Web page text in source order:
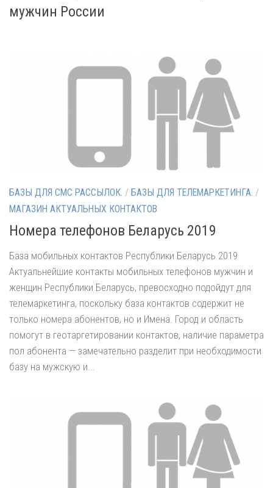
мужчин России
БАЗЫ ДЛЯ СМС РАССЫЛОК. / БАЗЫ ДЛЯ ТЕЛЕМАРКЕТИНГА. /
МАГАЗИН АКТУАЛЬНЫХ КОНТАКТОВ
Номера телефонов Беларусь 2019
База мобильных контактов Республики Беларусь 2019
Актуальнейшие контакты мобильных телефонов мужчин и
женщин Республики Беларусь, превосходно подойдут для
телемаркетинга, поскольку база контактов содержит не
только номера абонентов, но и Имена. Город и область
помогут в геотаргетировании контактов, наличие параметра
пол абонента — замечательно разделит при необходимости
базу на мужскую и...